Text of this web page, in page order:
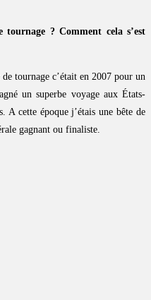
tournage ? Comment cela s’est
tournage c’était en 2007 pour un
un superbe voyage aux États-
A cette époque j’étais une bête de
gagnant ou finaliste.